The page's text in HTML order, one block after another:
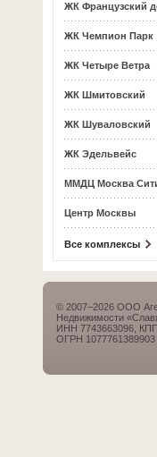
ЖК Французский
ЖК Чемпион Парк
ЖК Четыре Ветра
ЖК Шмитовский
ЖК Шуваловский
ЖК Эдельвейс
ММДЦ Москва
Центр Москвы
Все комплексы
© 2007–2026 ООО
Недвижимости
ИНН 7743663096,
ОГРН 1077761389903